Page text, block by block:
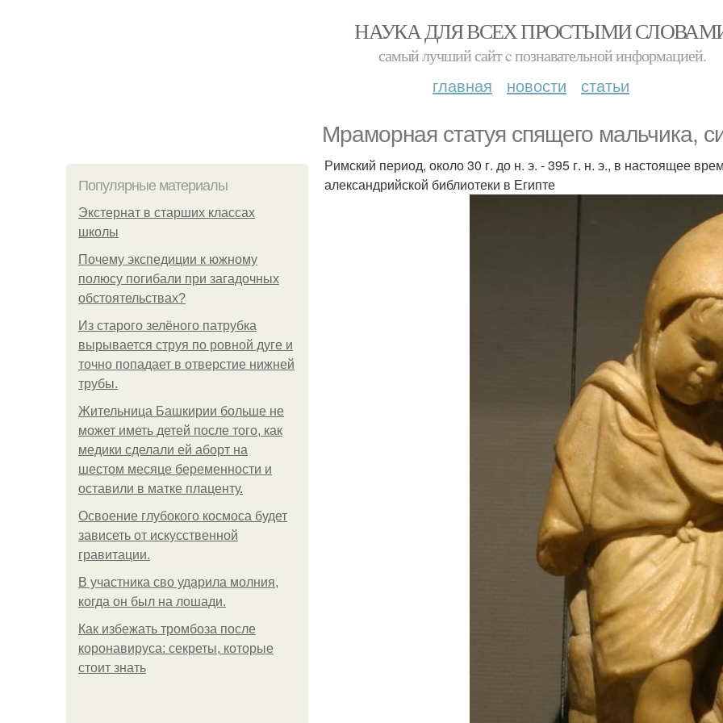
НАУКА ДЛЯ ВСЕХ ПРОСТЫМИ
самый лучший сайт c познавательной информацией.
главная новости статьи
Мраморная статуя спящего мальчика,
Популярные материалы
Экстернат в старших классах
школы
Почему экспедиции к южному
полюсу погибали при загадочных
обстоятельствах?
Из старого зелёного патрубка
вырывается струя по ровной дуге и
точно попадает в отверстие нижней
трубы.
Жительница Башкирии больше не
может иметь детей после того, как
медики сделали ей аборт на
шестом месяце беременности и
оставили в матке плаценту.
Освоение глубокого космоса будет
зависеть от искусственной
гравитации.
В участника сво ударила молния,
когда он был на лошади.
Как избежать тромбоза после
коронавируса: секреты, которые
стоит знать
Римский период, около 30 г. до н. э. - 395 г. н. э., в настоящее
александрийской библиотеки в Египте